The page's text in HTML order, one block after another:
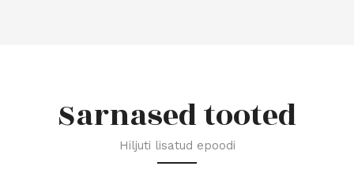
Sarnased tooted
Hiljuti lisatud epoodi